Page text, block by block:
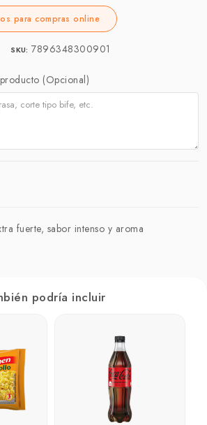
para compras online
SKU: 7896348300901
(Opcional)
fuerte, sabor intenso y aroma
podría incluir